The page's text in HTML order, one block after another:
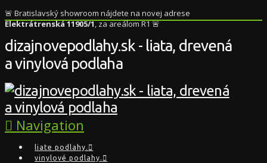
🚨 Bratislavský showroom nájdete na novej adrese
Elektrátrenská 11905/1, za areálom R1 🚨
dizajnovepodlahy.sk - liata, drevená
a vinylová podlaha
Navigation
liate podlahy.
vinylové podlahy.